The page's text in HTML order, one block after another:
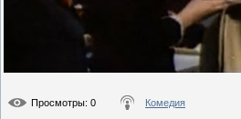
Просмотры: 0 Комедия